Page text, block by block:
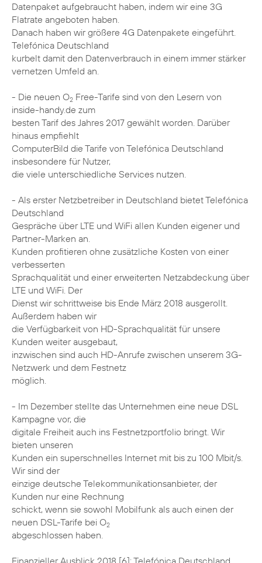
Datenpaket aufgebraucht haben, indem wir eine 3G
Flatrate angeboten haben.
Danach haben wir größere 4G Datenpakete eingeführt.
Telefónica Deutschland
kurbelt damit den Datenverbrauch in einem immer stärker
vernetzen Umfeld an.
- Die neuen O2 Free-Tarife sind von den Lesern von
inside-handy.de zum
besten Tarif des Jahres 2017 gewählt worden. Darüber
hinaus empfiehlt
ComputerBild die Tarife von Telefónica Deutschland
insbesondere für Nutzer,
die viele unterschiedliche Services nutzen.
- Als erster Netzbetreiber in Deutschland bietet Telefónica
Deutschland
Gespräche über LTE und WiFi allen Kunden eigener und
Partner-Marken an.
Kunden profitieren ohne zusätzliche Kosten von einer
verbesserten
Sprachqualität und einer erweiterten Netzabdeckung über
LTE und WiFi. Der
Dienst wir schrittweise bis Ende März 2018 ausgerollt.
Außerdem haben wir
die Verfügbarkeit von HD-Sprachqualität für unsere
Kunden weiter ausgebaut,
inzwischen sind auch HD-Anrufe zwischen unserem 3G-
Netzwerk und dem Festnetz
möglich.
- Im Dezember stellte das Unternehmen eine neue DSL
Kampagne vor, die
digitale Freiheit auch ins Festnetzportfolio bringt. Wir
bieten unseren
Kunden ein superschnelles Internet mit bis zu 100 Mbit/s.
Wir sind der
einzige deutsche Telekommunikationsanbieter, der
Kunden nur eine Rechnung
schickt, wenn sie sowohl Mobilfunk als auch einen der
neuen DSL-Tarife bei O2
abgeschlossen haben.
Finanzieller Ausblick 2018 [6]: Telefónica Deutschland